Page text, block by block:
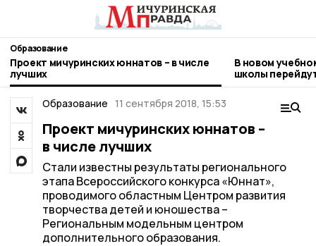
Образование
Проект мичуринских юннатов – в числе
лучших
В новом
школы
Образование 11 сентября 2018, 15:53
Проект мичуринских юннатов –
в числе лучших
Стали известны результаты регионального
этапа Всероссийского конкурса «Юннат»,
проводимого областным Центром развития
творчества детей и юношества –
Региональным модельным центром
дополнительного образования.